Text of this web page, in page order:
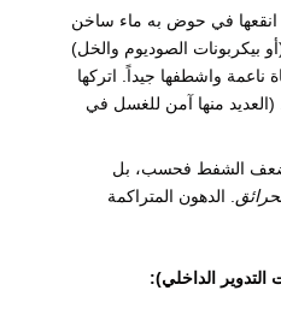
انقعها في حوض به ماء ساخن
بيكربونات الصوديوم والخل)
ناعمة واشطفها جيداً. اتركها
(العديد منها آمن للغسل في
تضعف الشفط فحسب، بل
. الدهون المتراكمة
التدوير الداخلي):